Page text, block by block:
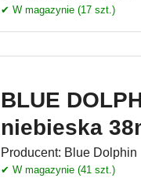
✔ W magazynie (17 szt.)
BLUE
niebieska
Producent: Blue Dolphin
✔ W magazynie (41 szt.)